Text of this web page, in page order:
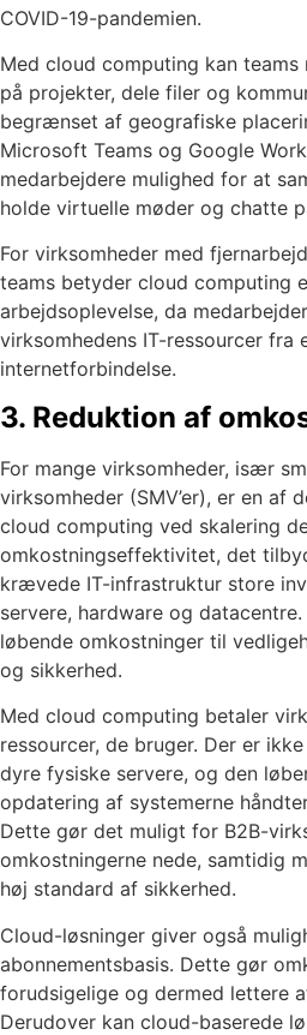
COVID-19-pandemien.
Med cloud computing kan
på projekter, dele filer og
begrænset af geografiske
Microsoft Teams og Google
medarbejdere mulighed for at
holde virtuelle møder og chatte
For virksomheder med
teams betyder cloud computing
arbejdsoplevelse, da
virksomhedens IT-ressourcer fra
internetforbindelse.
3. Reduktion af
For mange virksomheder, især
virksomheder (SMV’er), er en af
cloud computing ved skalering
omkostningseffektivitet, det
krævede IT-infrastruktur store
servere, hardware og
løbende omkostninger til
og sikkerhed.
Med cloud computing betaler
ressourcer, de bruger. Der er
dyre fysiske servere, og den
opdatering af systemerne
Dette gør det muligt for B2B-
omkostningerne nede, samtidig
høj standard af sikkerhed.
Cloud-løsninger giver også
abonnementsbasis. Dette gør
forudsigelige og dermed lettere
Derudover kan cloud-baserede